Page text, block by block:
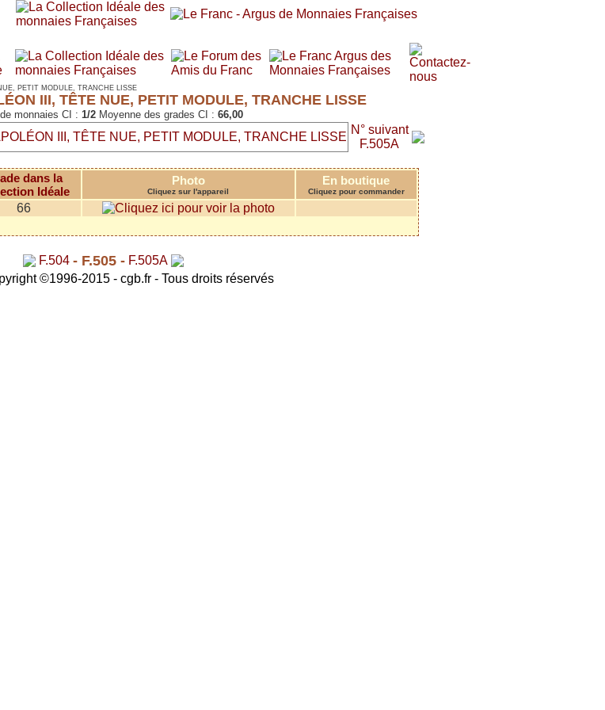
PETIT MODULE, TRANCHE LISSE
III, TÊTE NUE, PETIT MODULE, TRANCHE LISSE
monnaies CI : 1/2Moyenne des grades CI : 66,00
N° suivant
F.505A
dans la
Idéale
Photo
Cliquez sur l'appareil
En boutique
Cliquez pour commander
66
F.504 - F.505 - F.505A
©1996-2015 - cgb.fr - Tous droits réservés